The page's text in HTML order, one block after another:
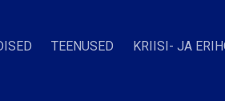
TEENUSED KRIISI- JA